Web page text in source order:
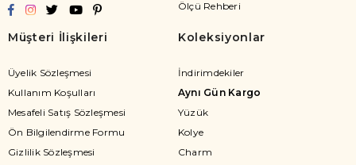
Ölçü Rehberi
Müşteri İlişkileri
Üyelik Sözleşmesi
Kullanım Koşulları
Mesafeli Satış Sözleşmesi
Ön Bilgilendirme Formu
Gizlilik Sözleşmesi
Koleksiyonlar
İndirimdekiler
Aynı Gün Kargo
Yüzük
Kolye
Charm